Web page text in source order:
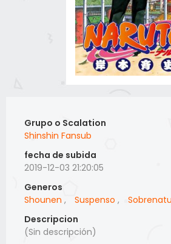
Grupo o Scalation
Shinshin Fansub
fecha de subida
2019-12-03 21:20:05
Generos
Shounen , Suspenso ,
Descripcion
(Sin descripción)